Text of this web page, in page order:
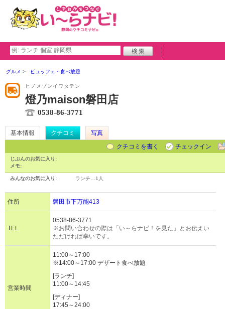
グルメ ビュッフェ・食べ放題
ヒノメゾンイワタテン
燈乃maison磐田店
0538-86-3771
基本情報 クチコミ
写真
クチコミを書く
チェックイン
じぶんのお気に入り:
メモ:
みんなのお気に入り: ランチ… 1人
住所 磐田市下万能413
TEL
0538-86-3771
※お問い合わせの際は「い～らナビ！を見た」とお伝えい
ただければ幸いです。
営業時間
11:00～17:00
※14:00～17:00 デザート食べ放題
[ランチ]
11:00～14:45
[ディナー]
17:45～24:00